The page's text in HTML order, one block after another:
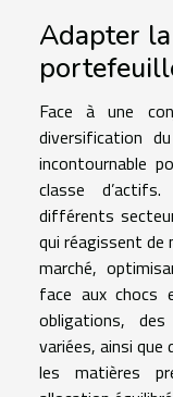
Adapter
Face à une
diversification
incontournable
classe
différents
qui réagissent de
marché,
face aux chocs
obligations,
variées, ainsi que
les matières